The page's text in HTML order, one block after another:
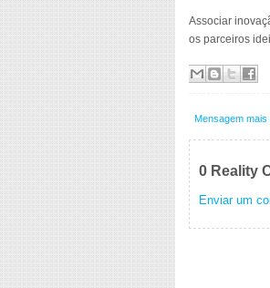
Associar
os parceiros
Mensagem
0 Reality
Enviar um